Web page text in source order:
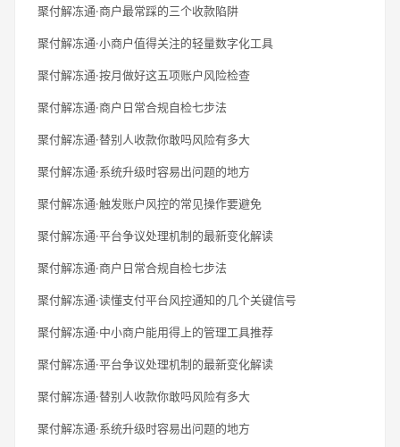
聚付解冻通·商户最常踩的三个收款陷阱
聚付解冻通·小商户值得关注的轻量数字化工具
聚付解冻通·按月做好这五项账户风险检查
聚付解冻通·商户日常合规自检七步法
聚付解冻通·替别人收款你敢吗风险有多大
聚付解冻通·系统升级时容易出问题的地方
聚付解冻通·触发账户风控的常见操作要避免
聚付解冻通·平台争议处理机制的最新变化解读
聚付解冻通·商户日常合规自检七步法
聚付解冻通·读懂支付平台风控通知的几个关键信号
聚付解冻通·中小商户能用得上的管理工具推荐
聚付解冻通·平台争议处理机制的最新变化解读
聚付解冻通·替别人收款你敢吗风险有多大
聚付解冻通·系统升级时容易出问题的地方